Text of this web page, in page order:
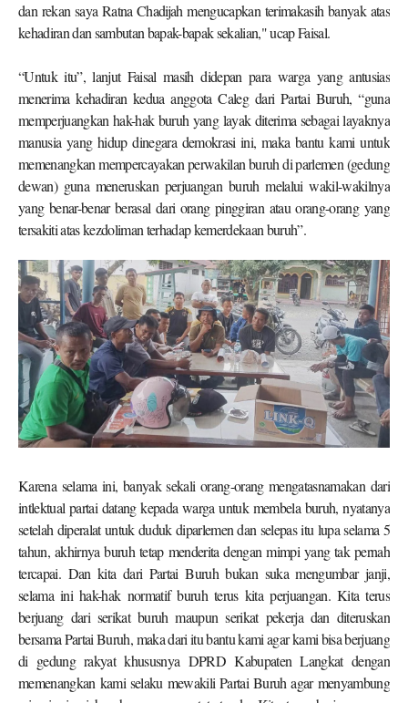
dan rekan saya Ratna Chadijah mengucapkan terimakasih banyak atas
kehadiran dan sambutan bapak-bapak sekalian," ucap Faisal.
“Untuk itu”, lanjut Faisal masih didepan para warga yang antusias
menerima kehadiran kedua anggota Caleg dari Partai Buruh, “guna
memperjuangkan hak-hak buruh yang layak diterima sebagai layaknya
manusia yang hidup dinegara demokrasi ini, maka bantu kami untuk
memenangkan mempercayakan perwakilan buruh di parlemen (gedung
dewan) guna meneruskan perjuangan buruh melalui wakil-wakilnya
yang benar-benar berasal dari orang pinggiran atau orang-orang yang
tersakiti atas kezdoliman terhadap kemerdekaan buruh”.
Karena selama ini, banyak sekali orang-orang mengatasnamakan dari
intlektual partai datang kepada warga untuk membela buruh, nyatanya
setelah diperalat untuk duduk diparlemen dan selepas itu lupa selama 5
tahun, akhirnya buruh tetap menderita dengan mimpi yang tak pernah
tercapai. Dan kita dari Partai Buruh bukan suka mengumbar janji,
selama ini hak-hak normatif buruh terus kita perjuangan. Kita terus
berjuang dari serikat buruh maupun serikat pekerja dan diteruskan
bersama Partai Buruh, maka dari itu bantu kami agar kami bisa berjuang
di gedung rakyat khususnya DPRD Kabupaten Langkat dengan
memenangkan kami selaku mewakili Partai Buruh agar menyambung